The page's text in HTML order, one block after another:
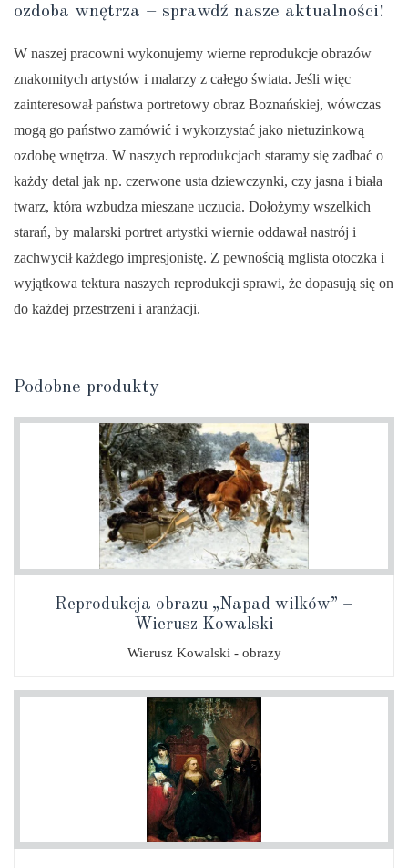
ozdoba wnętrza – sprawdź nasze aktualności!
W naszej pracowni wykonujemy wierne reprodukcje obrazów
znakomitych artystów i malarzy z całego świata. Jeśli więc
zainteresował państwa portretowy obraz Boznańskiej, wówczas
mogą go państwo zamówić i wykorzystać jako nietuzinkową
ozdobę wnętrza. W naszych reprodukcjach staramy się zadbać o
każdy detal jak np. czerwone usta dziewczynki, czy jasna i biała
twarz, która wzbudza mieszane uczucia. Dołożymy wszelkich
starań, by malarski portret artystki wiernie oddawał nastrój i
zachwycił każdego impresjonistę. Z pewnością mglista otoczka i
wyjątkowa tektura naszych reprodukcji sprawi, że dopasują się on
do każdej przestrzeni i aranżacji.
Podobne produkty
Reprodukcja obrazu „Napad wilków” –
Wierusz Kowalski
Wierusz Kowalski - obrazy